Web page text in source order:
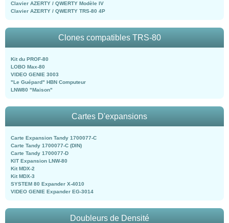
Clavier AZERTY / QWERTY Modèle IV
Clavier AZERTY / QWERTY TRS-80 4P
Clones compatibles TRS-80
Kit du PROF-80
LOBO Max-80
VIDEO GENIE 3003
"Le Guépard" HBN Computeur
LNW80 "Maison"
Cartes D'expansions
Carte Expansion Tandy 1700077-C
Carte Tandy 1700077-C (DIN)
Carte Tandy 1700077-D
KIT Expansion LNW-80
Kit MDX-2
Kit MDX-3
SYSTEM 80 Expander X-4010
VIDEO GENIE Expander EG-3014
Doubleurs de Densité